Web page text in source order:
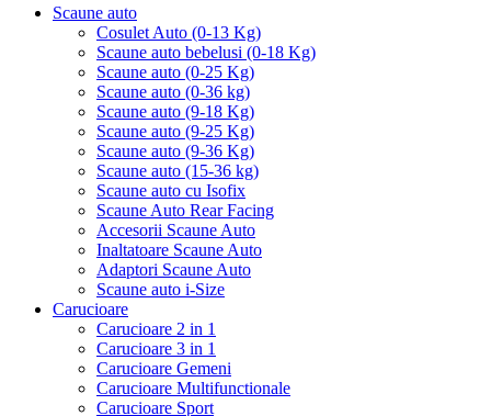
Scaune auto
Cosulet Auto (0-13 Kg)
Scaune auto bebelusi (0-18 Kg)
Scaune auto (0-25 Kg)
Scaune auto (0-36 kg)
Scaune auto (9-18 Kg)
Scaune auto (9-25 Kg)
Scaune auto (9-36 Kg)
Scaune auto (15-36 kg)
Scaune auto cu Isofix
Scaune Auto Rear Facing
Accesorii Scaune Auto
Inaltatoare Scaune Auto
Adaptori Scaune Auto
Scaune auto i-Size
Carucioare
Carucioare 2 in 1
Carucioare 3 in 1
Carucioare Gemeni
Carucioare Multifunctionale
Carucioare Sport